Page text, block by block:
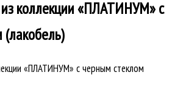
коллекции «ПЛАТИНУМ» с
«ПЛАТИНУМ» с черным стеклом